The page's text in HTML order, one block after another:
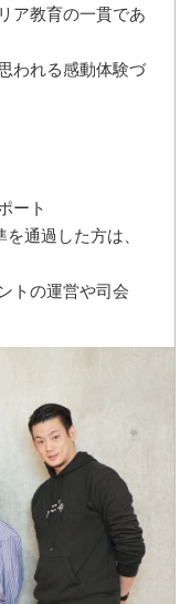
ア教育の一貫であ
われる感動体験づ
ート
通過した方は、
トの運営や司会